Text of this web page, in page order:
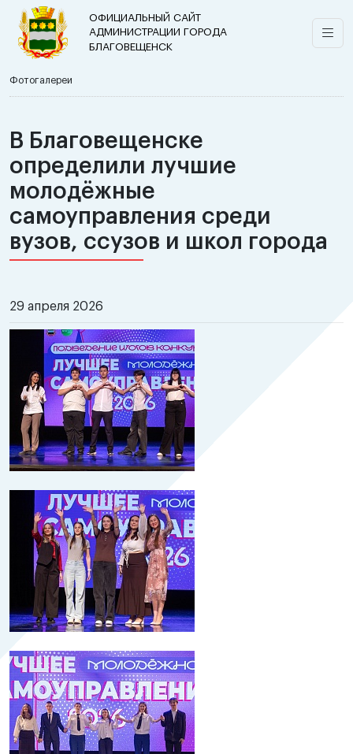
ОФИЦИАЛЬНЫЙ САЙТ
АДМИНИСТРАЦИИ ГОРОДА
БЛАГОВЕЩЕНСК
Фотогалереи
В Благовещенске
определили лучшие
молодёжные
самоуправления среди
вузов, ссузов и школ города
29 апреля 2026